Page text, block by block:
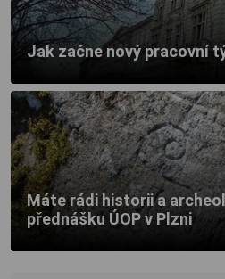
Jak začne nový pracovní
Máte rádi historii a
přednášku ÚOP v Plzni